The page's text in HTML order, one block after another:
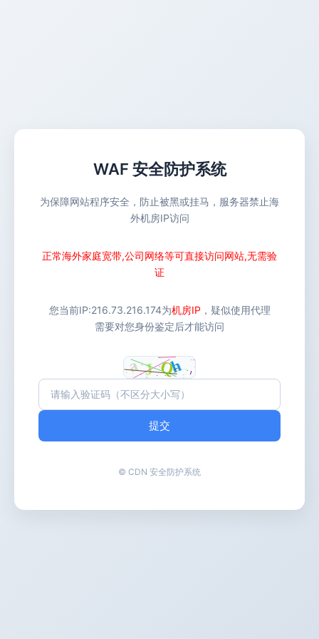
WAF 安全防护系统
为保障网站程序安全，防止被黑或挂马，服务器禁止海
外机房IP访问
正常海外家庭宽带,公司网络等可直接访问网站,无需验
证
您当前IP:216.73.216.174为机房IP ，疑似使用代理
需要对您身份鉴定后才能访问
提交
© CDN 安全防护系统